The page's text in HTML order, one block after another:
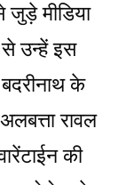
जुड़े मीडिया
से उन्हें इस
के
रावल
की